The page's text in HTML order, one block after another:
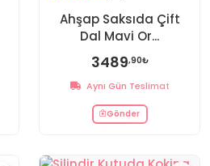
Ahşap Saksıda Çift
Dal Mavi Or...
3489,90₺
Aynı Gün Teslimat
Gönder